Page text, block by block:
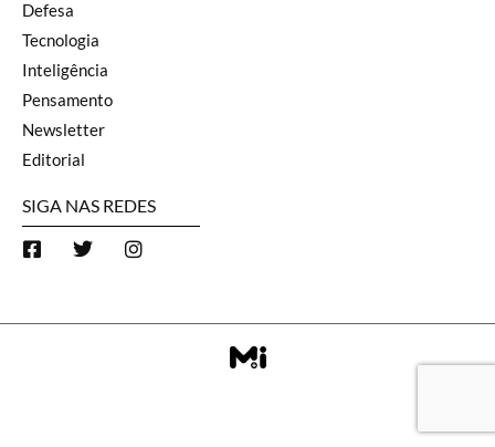
Defesa
Tecnologia
Inteligência
Pensamento
Newsletter
Editorial
SIGA NAS REDES